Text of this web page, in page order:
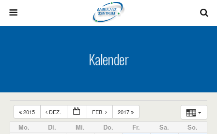
Kalender
2015 DEZ. FEB. 2017
Mo. Di. Mi. Do. Fr. Sa. So.